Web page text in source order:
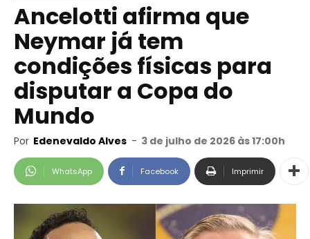
Ancelotti afirma que
Neymar já tem
condições físicas para
disputar a Copa do
Mundo
Por Edenevaldo Alves - 3 de julho de 2026 às 17:00h
WhatsApp Facebook Imprimir